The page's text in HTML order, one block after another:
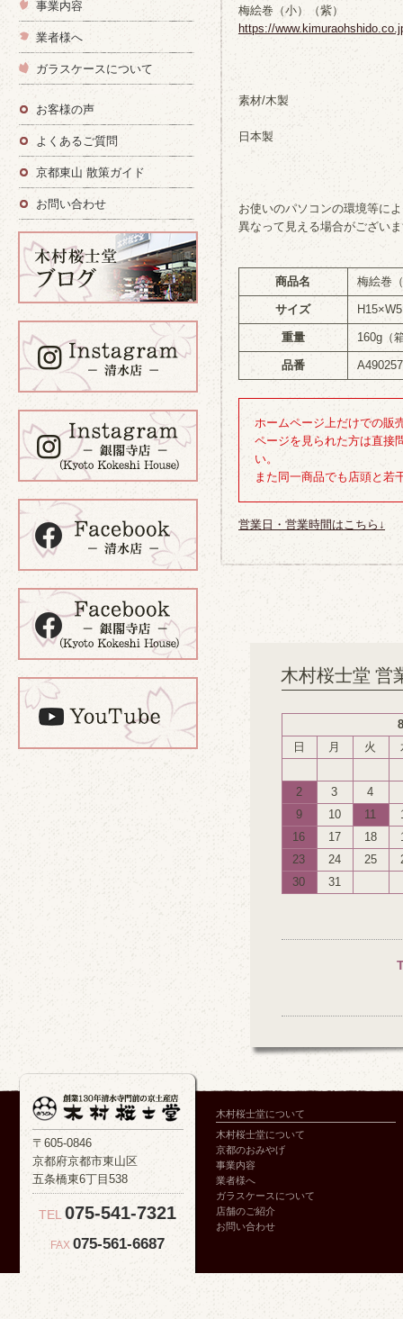
梅絵巻（小）（紫）
https://
素材/木製
日本製
お使いのパソコンの環境等に
異なって見える場合がござい
商品名 梅絵巻
サイズ
重量 160g（
品番
ホームページ上だけでの販
ページを見られた方は直接
い。
また同一商品でも店頭と若
営業日・営業時間はこちら↓
木村桜士堂 営
日
月 火
2 3
4
9
10 11
16
17 18
23
24 25
30
31
事業内容
業者様へ
ガラスケースについて
お客様の声
よくあるご質問
京都東山 散策ガイド
お問い合わせ
〒605-0846
京都府京都市東山区
五条橋東6丁目538
TEL075-541-7321
FAX075-561-6687
木村桜士堂について
木村桜士堂について
京都のおみやげ
事業内容
業者様へ
ガラスケースについて
店舗のご紹介
お問い合わせ